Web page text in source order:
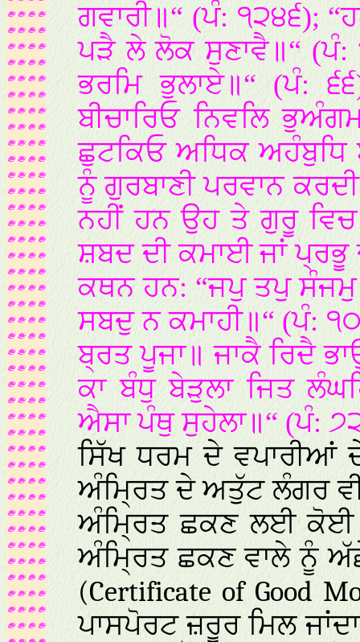
ਗਵਾਰੀ॥“ (ਪੰ: ੧੨੪੬);
ਪੜੈ ਲੇ ਲੋਕ ਸੁਣਾਵੈ॥“ (ਪੰ:
ਭਰਮਿ ਭੁਲਾਏ॥“ (ਪੰ:
ਬੀਚਾਰਿਓ ਨਿਵਲਿ
ਛੁਟਕਿਓ ਅਧਿਕ ਅਹੰਬੁਧਿ
ਨੂੰ ਗੁਰਬਾਣੀ ਪਰਵਾਨ
ਨਹੀਂ ਹਨ ਉਹ ਤੇ ਗੁਰੂ ਵਿਚ
ਸ਼ਬਦ ਦੀ ਕਮਾਈ ਜਾਂ ਪ੍ਰਭੂ
ਕਥਨ ਹਨ: “ਜਪੁ ਤਪੁ
ਸਬਦੁ ਨ ਕਮਾਹੀ॥“ (ਪੰ:
ਬ੍ਰਤ ਪੂਜਾ॥ ਜਾਕੈ ਰਿਦੈ
ਕਾ ਬੰਧੁ ਬੇੜੁਲਾ ਜਿਤ
ਐਸਾ ਪੰਥੁ ਸੁਹੇਲਾ॥“ (ਪੰ:
ਸਿੱਖ ਧਰਮ ਦੇ ਵਪਾਰੀਆਂ
ਅੰਮ੍ਰਿਤ ਦੇ ਅਤੁੱਟ ਲੰਗਰ
ਅੰਮ੍ਰਿਤ ਛਕਣ ਲਈ ਕੋਈ
ਅੰਮ੍ਰਿਤ ਛਕਣ ਵਾਲੇ ਨੂੰ
(Certificate of Good
ਪਾਸਪੋਰਟ ਜ਼ਰੂਰ ਮਿਲ